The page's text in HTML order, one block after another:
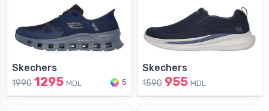
Skechers
1990 1295 MDL 5
Skechers
1590 955 MDL